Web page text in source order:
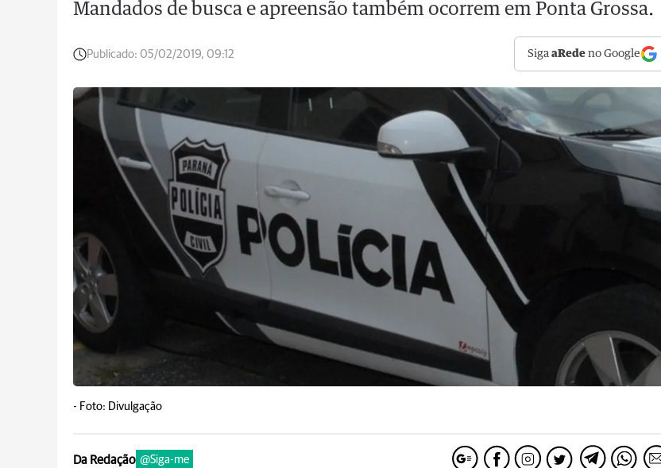
Mandados de busca e apreensão também ocorrem em Ponta Grossa.
Publicado: 05/02/2019, 09:12 SigaaRede no Google
- Foto: Divulgação
Da Redação @Siga-me